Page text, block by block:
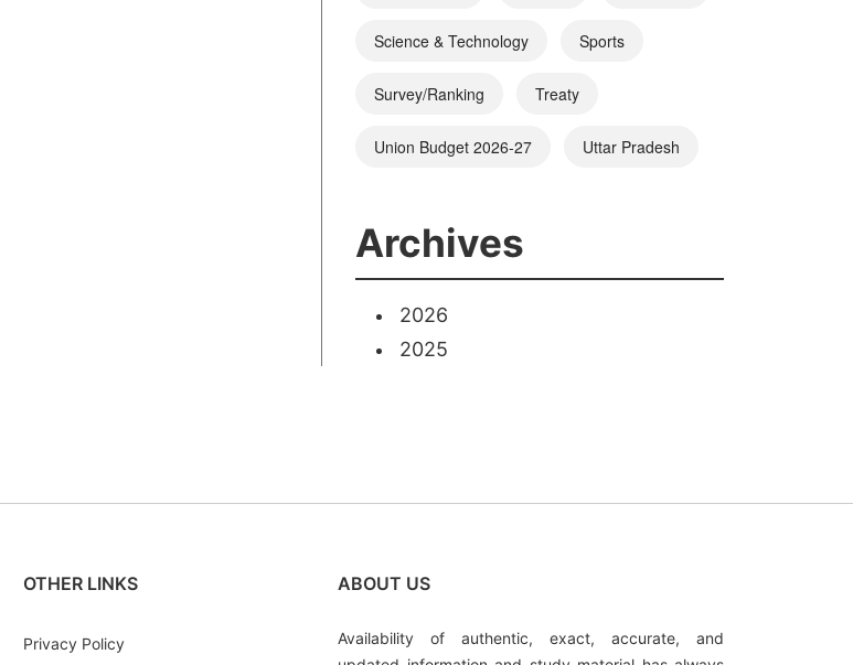
Science & Technology Sports
Survey/Ranking Treaty
Union Budget 2026-27 Uttar Pradesh
Archives
2026
2025
OTHER LINKS
Privacy Policy
ABOUT US
Availability of authentic, exact, accurate, and